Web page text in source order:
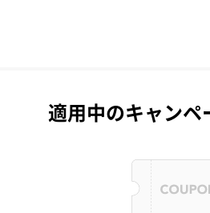
適用中のキャンペ